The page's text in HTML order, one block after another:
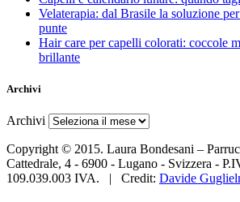
Velaterapia: dal Brasile la soluzione
punte
Hair care per capelli colorati: coccole
brillante
Archivi
Archivi
Copyright © 2015. Laura Bondesani –
Cattedrale, 4 - 6900 - Lugano - Svizzera -
109.039.003 IVA. | Credit: Davide